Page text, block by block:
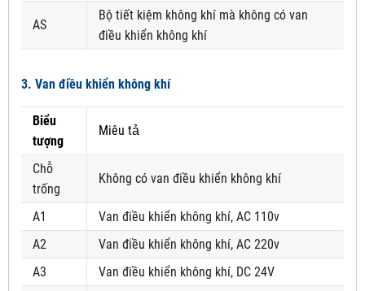
AS
Bộ tiết kiệm không khí mà không có van
điều khiển không khí
3. Van điều khiển không khí
Biểu
tượng
Miêu tả
Chỗ
trống
Không có van điều khiển không khí
A1
Van điều khiển không khí, AC 110v
A2
Van điều khiển không khí, AC 220v
A3
Van điều khiển không khí, DC 24V